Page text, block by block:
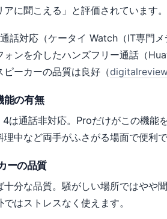
アに聞こえる」と評価されています。
話対応（ケータイ Watch（IT専門メ
ォンを介したハンズフリー通話（
ピーカーの品質は良好（
の有無
は通話非対応。Proだけがこの機能
理中など両手がふさがる場面で便利
ーの品質
十分な品質。騒がしい場所ではやや
はストレスなく使えます。